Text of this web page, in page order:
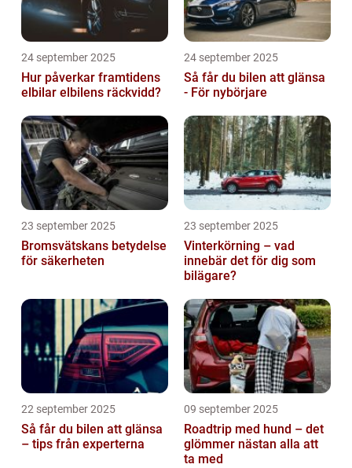
24 september 2025
Hur påverkar framtidens
elbilar elbilens räckvidd?
24 september 2025
Så får du bilen att glänsa
- För nybörjare
23 september 2025
Bromsvätskans betydelse
för säkerheten
23 september 2025
Vinterkörning – vad
innebär det för dig som
bilägare?
22 september 2025
Så får du bilen att glänsa
– tips från experterna
09 september 2025
Roadtrip med hund – det
glömmer nästan alla att
ta med